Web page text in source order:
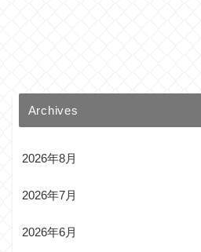
Archives
2026年8月
2026年7月
2026年6月